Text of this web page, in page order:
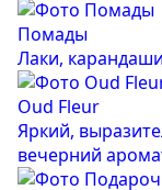
Помады
Лаки,
Oud Fleur
Яркий,
вечерний